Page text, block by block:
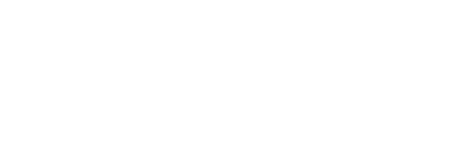
付与しています
なユーザーです